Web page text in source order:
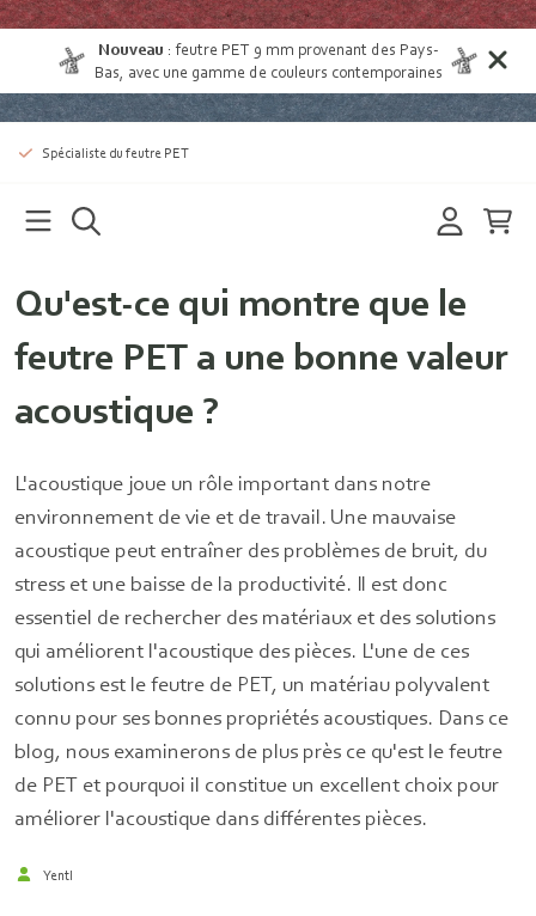
Nouveau :feutre PET 9 mm provenant des Pays-
Bas , avec une gamme de couleurs contemporaines
Spécialiste du feutre PET
Qu'est-ce qui montre que le
feutre PET a une bonne valeur
acoustique ?
L'acoustique joue un rôle important dans notre
environnement de vie et de travail. Une mauvaise
acoustique peut entraîner des problèmes de bruit, du
stress et une baisse de la productivité. Il est donc
essentiel de rechercher des matériaux et des solutions
qui améliorent l'acoustique des pièces. L'une de ces
solutions est le feutre de PET, un matériau polyvalent
connu pour ses bonnes propriétés acoustiques. Dans ce
blog, nous examinerons de plus près ce qu'est le feutre
de PET et pourquoi il constitue un excellent choix pour
améliorer l'acoustique dans différentes pièces.
Yentl